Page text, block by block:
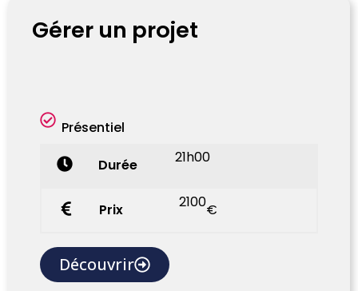
Gérer un projet
Présentiel
Durée 21h00
Prix 2100€
Découvrir